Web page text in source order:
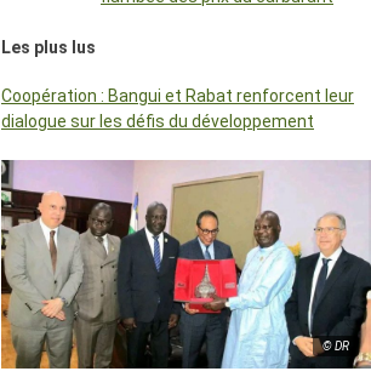
Les plus lus
Coopération : Bangui et Rabat renforcent leur
dialogue sur les défis du développement
© DR